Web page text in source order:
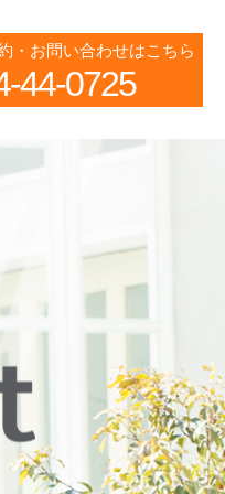
・お問い合わせはこちら
44-0725